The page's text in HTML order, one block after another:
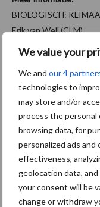
We value your
We and our 4
technologies to
may store and/or
process the personal
browsing data, for
personalized ads
effectiveness,
geolocation data,
your consent will be
change or withdraw
BIOLOGISCH:
Erik van Well (CLM)
E.: evanwell@clm.nl
T.: 0345 470 756
W.:www.biologisch-
Aanbevolen